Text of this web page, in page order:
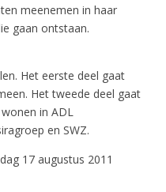
meenemen in haar
gaan ontstaan.
Het eerste deel gaat
Het tweede deel gaat
in ADL
en SWZ.
17 augustus 2011